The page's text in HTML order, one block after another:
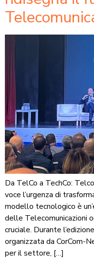
Da TelCo a TechCo:
voce l’urgenza di
modello tecnologico è
delle Telecomunicazioni
cruciale. Durante
organizzata da CorCom-
per il settore, […]